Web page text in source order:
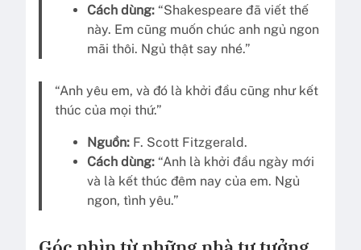
Cách dùng: “Shakespeare đã viết thế
này. Em cũng muốn chúc anh ngủ ngon
mãi thôi. Ngủ thật say nhé.”
“Anh yêu em, và đó là khởi đầu cũng như kết
thúc của mọi thứ.”
Nguồn: F. Scott Fitzgerald.
Cách dùng: “Anh là khởi đầu ngày mới
và là kết thúc đêm nay của em. Ngủ
ngon, tình yêu.”